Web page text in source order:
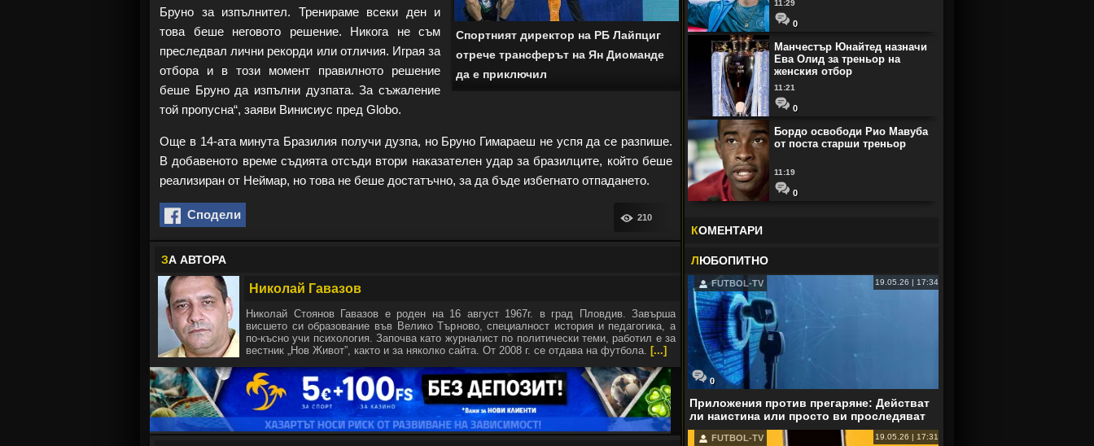
Спортният директор на РБ Лайпциг
отрече трансферът на Ян Диомандe
да е приключил
Бруно за изпълнител. Тренираме всеки ден и
това беше неговото решение. Никога не съм
преследвал лични рекорди или отличия. Играя за
отбора и в този момент правилното решение
беше Бруно да изпълни дузпата. За съжаление
той пропусна“, заяви Винисиус пред Globo.
Още в 14-ата минута Бразилия получи дузпа, но Бруно Гимараеш не успя да се разпише.
В добавеното време съдията отсъди втори наказателен удар за бразилците, който беше
реализиран от Неймар, но това не беше достатъчно, за да бъде избегнато отпадането.
Сподели 210
ЗА АВТОРА
Николай Гавазов
Николай Стоянов Гавазов е роден на 16 август 1967г. в град Пловдив. Завърша
висшето си образование във Велико Търново, специалност история и педагогика, а
по-късно учи психология. Започва като журналист по политически теми, работил е за
вестник „Нов Живот”, както и за няколко сайта. От 2008 г. се отдава на футбола. [...]
11:29
0
Манчестър Юнайтед назначи
Ева Олид за треньор на
женския отбор
11:21
0
Бордо освободи Рио Мавуба
от поста старши треньор
11:19
0
КОМЕНТАРИ
ЛЮБОПИТНО
FUTBOL-TV 19.05.26 | 17:34
0
Приложения против прегаряне: Действат
ли наистина или просто ви проследяват
FUTBOL-TV 19.05.26 | 17:31